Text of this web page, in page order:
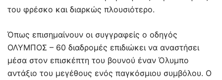
του φρέσκο και διαρκώς πλουσιότερο.
Όπως επισημαίνουν οι συγγραφείς ο οδηγός
ΟΛΥΜΠΟΣ – 60 διαδρομές επιδιώκει να αναστήσει
μέσα στον επισκέπτη του βουνού έναν Όλυμπο
αντάξιο του μεγέθους ενός παγκόσμιου συμβόλου. Ο